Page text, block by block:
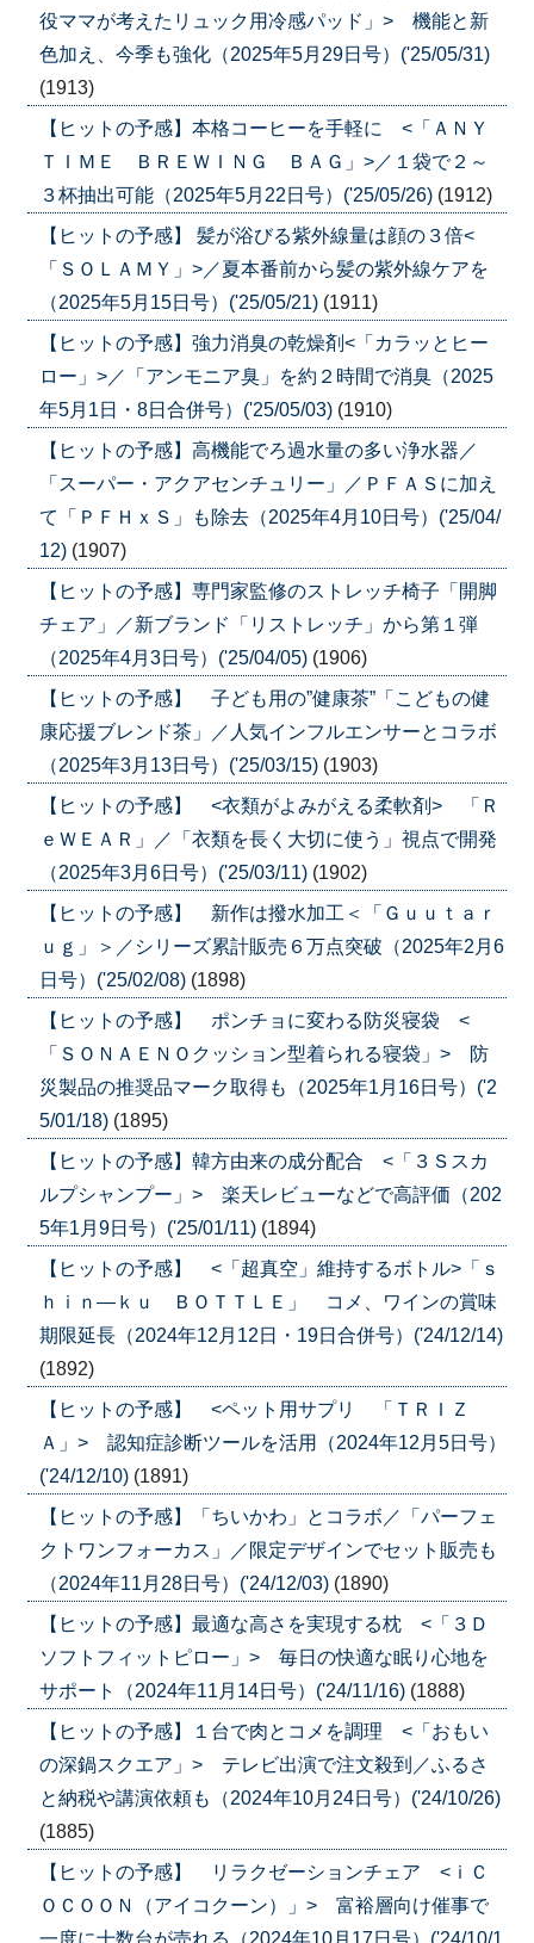
役ママが考えたリュック用冷感パッド」> 機能と新
色加え、今季も強化（2025年5月29日号）('25/05/31)
(1913)
【ヒットの予感】本格コーヒーを手軽に <「ＡＮＹ
ＴＩＭＥ ＢＲＥＷＩＮＧ ＢＡＧ」>／１袋で２～
３杯抽出可能（2025年5月22日号）('25/05/26) (1912)
【ヒットの予感】 髪が浴びる紫外線量は顔の３倍<
「ＳＯＬＡＭＹ」>／夏本番前から髪の紫外線ケアを
（2025年5月15日号）('25/05/21) (1911)
【ヒットの予感】強力消臭の乾燥剤<「カラッとヒー
ロー」>／「アンモニア臭」を約２時間で消臭（2025
年5月1日・8日合併号）('25/05/03) (1910)
【ヒットの予感】高機能でろ過水量の多い浄水器／
「スーパー・アクアセンチュリー」／ＰＦＡＳに加え
て「ＰＦＨｘＳ」も除去（2025年4月10日号）('25/04/
12) (1907)
【ヒットの予感】専門家監修のストレッチ椅子「開脚
チェア」／新ブランド「リストレッチ」から第１弾
（2025年4月3日号）('25/04/05) (1906)
【ヒットの予感】 子ども用の”健康茶”「こどもの健
康応援ブレンド茶」／人気インフルエンサーとコラボ
（2025年3月13日号）('25/03/15) (1903)
【ヒットの予感】 <衣類がよみがえる柔軟剤> 「Ｒ
ｅＷＥＡＲ」／「衣類を長く大切に使う」視点で開発
（2025年3月6日号）('25/03/11) (1902)
【ヒットの予感】 新作は撥水加工＜「Ｇｕｕｔａｒ
ｕｇ」＞／シリーズ累計販売６万点突破（2025年2月6
日号）('25/02/08) (1898)
【ヒットの予感】 ポンチョに変わる防災寝袋 <
「ＳＯＮＡＥＮＯクッション型着られる寝袋」> 防
災製品の推奨品マーク取得も（2025年1月16日号）('2
5/01/18) (1895)
【ヒットの予感】韓方由来の成分配合 <「３Ｓスカ
ルプシャンプー」> 楽天レビューなどで高評価（202
5年1月9日号）('25/01/11) (1894)
【ヒットの予感】 <「超真空」維持するボトル>「ｓ
ｈｉｎ―ｋｕ ＢＯＴＴＬＥ」 コメ、ワインの賞味
期限延長（2024年12月12日・19日合併号）('24/12/14)
(1892)
【ヒットの予感】 <ペット用サプリ 「ＴＲＩＺ
Ａ」> 認知症診断ツールを活用（2024年12月5日号）
('24/12/10) (1891)
【ヒットの予感】「ちいかわ」とコラボ／「パーフェ
クトワンフォーカス」／限定デザインでセット販売も
（2024年11月28日号）('24/12/03) (1890)
【ヒットの予感】最適な高さを実現する枕 <「３Ｄ
ソフトフィットピロー」> 毎日の快適な眠り心地を
サポート（2024年11月14日号）('24/11/16) (1888)
【ヒットの予感】１台で肉とコメを調理 <「おもい
の深鍋スクエア」> テレビ出演で注文殺到／ふるさ
と納税や講演依頼も（2024年10月24日号）('24/10/26)
(1885)
【ヒットの予感】 リラクゼーションチェア <ｉＣ
ＯＣＯＯＮ（アイコクーン）」> 富裕層向け催事で